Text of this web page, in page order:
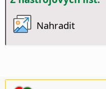
Nahradit